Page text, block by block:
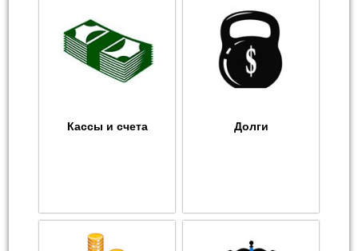
Кассы и счета Долги